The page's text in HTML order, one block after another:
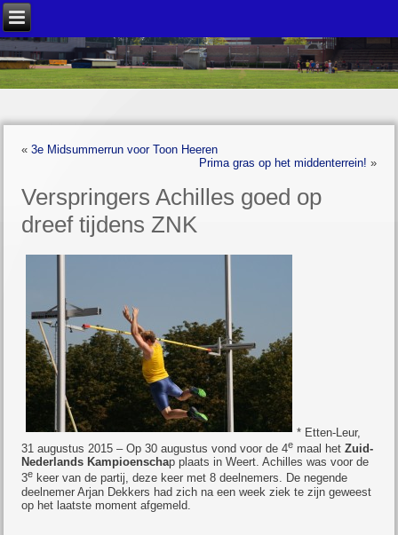
«3e Midsummerrun voor Toon Heeren
Prima gras op het middenterrein! »
Verspringers Achilles goed op
dreef tijdens ZNK
* Etten-Leur,
31 augustus 2015 – Op 30 augustus vond voor de 4e maal hetZuid-
Nederlands Kampioenschap plaats in Weert. Achilles was voor de
3e keer van de partij, deze keer met 8 deelnemers. De negende
deelnemer Arjan Dekkers had zich na een week ziek te zijn geweest
op het laatste moment afgemeld.